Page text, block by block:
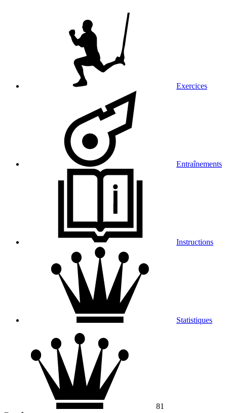
Exercices
Entraînements
Instructions
Statistiques
81